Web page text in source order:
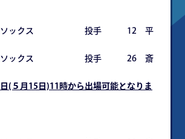
ィゴソックス 投手 12 平
ィゴソックス 投手 26 斎
日(５月15日)11時から出場可能となりま